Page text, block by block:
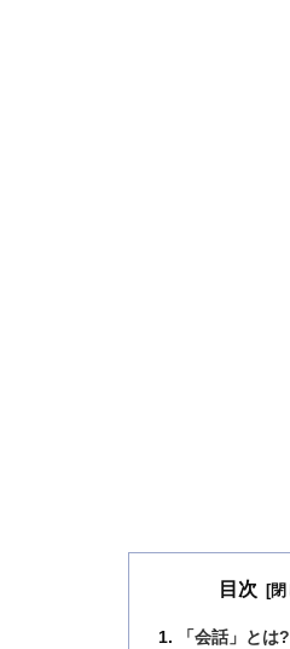
目次
「会話」とは?